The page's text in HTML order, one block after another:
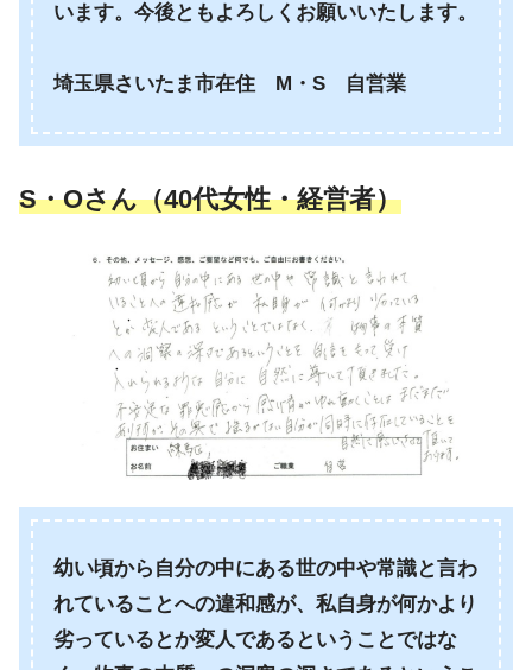
います。今後ともよろしくお願いいたします。
埼玉県さいたま市在住 M・S 自営業
S・Oさん（40代女性・経営者）
幼い頃から自分の中にある世の中や常識と言わ
れていることへの違和感が、私自身が何かより
劣っているとか変人であるということではな